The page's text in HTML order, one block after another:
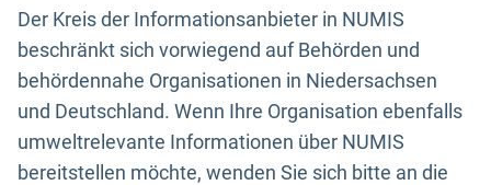
Der Kreis der Informationsanbieter in NUMIS
beschränkt sich vorwiegend auf Behörden und
behördennahe Organisationen in Niedersachsen
und Deutschland. Wenn Ihre Organisation ebenfalls
umweltrelevante Informationen über NUMIS
bereitstellen möchte, wenden Sie sich bitte an die